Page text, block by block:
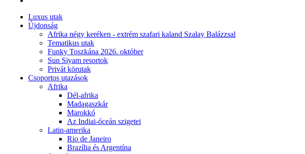
Luxus utak
Újdonság
Afrika négy keréken - extrém szafari kaland Szalay Balázzsal
Tematikus utak
Funky Toszkána 2026. október
Sun Siyam resortok
Privát körutak
Csoportos utazások
Afrika
Dél-afrika
Madagaszkár
Marokkó
Az Indiai-óceán szigetei
Latin-amerika
Rio de Janeiro
Brazília és Argentína